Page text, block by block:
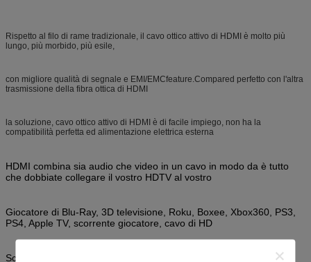
Rispetto al filo di rame tradizionale, il cavo ottico attivo di HDMI è molto più
lungo, più morbido, più esile,
con migliore qualità di segnale e EMI/EMCfeature.Compared perfetto con l'altra
trasmissione della fibra ottica di HDMI
la soluzione, cavo ottico attivo di HDMI è di facile impiego, non ha la
compatibilità perfetta ed alimentazione elettrica esterna
HDMI combina sia audio che video in un cavo in modo da è tutto
che dobbiate collegare il vostro HDTV al vostro
Giocatore di Blu-Ray, 3D televisione, Roku, Boxee, Xbox360, PS3,
PS4, Apple TV, scorrente giocatore, cavo di HD
Scatola, PC o qualsiasi dispositivo di HD con un'uscita di HDMI.